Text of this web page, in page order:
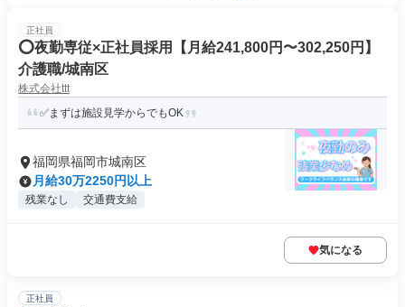
正社員
⭕夜勤専従×正社員採用【月給241,800円〜302,250円】
介護職/城南区
株式会社ttt
✅まずは施設見学からでもOK
福岡県福岡市城南区
月給30万2250円以上
残業なし 交通費支給
気になる
正社員